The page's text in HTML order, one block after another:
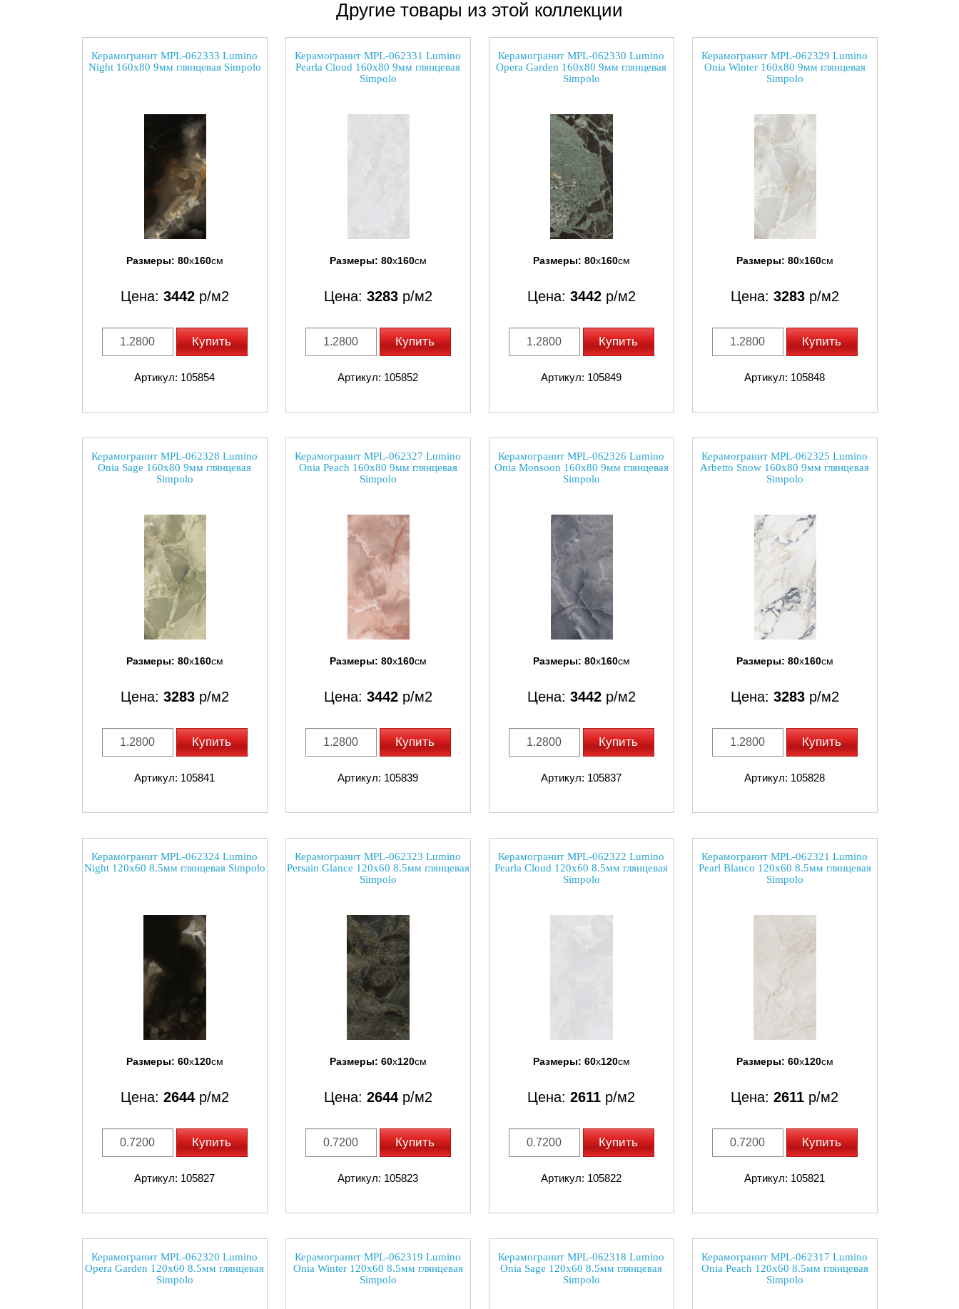
Другие товары из этой коллекции
Керамогранит MPL-062333 Lumino
Night 160x80 9мм глянцевая Simpolo
Размеры: 80x160см
Цена: 3442р/м2
Купить
Артикул: 105854
Керамогранит MPL-062331 Lumino
Pearla Cloud 160x80 9мм глянцевая
Simpolo
Размеры: 80x160см
Цена: 3283р/м2
Купить
Артикул: 105852
Керамогранит MPL-062330 Lumino
Opera Garden 160x80 9мм глянцевая
Simpolo
Размеры: 80x160см
Цена: 3442р/м2
Купить
Артикул: 105849
Керамогранит MPL-062329 Lumino
Onia Winter 160x80 9мм глянцевая
Simpolo
Размеры: 80x160см
Цена: 3283р/м2
Купить
Артикул: 105848
Керамогранит MPL-062328 Lumino
Onia Sage 160x80 9мм глянцевая
Simpolo
Размеры: 80x160см
Цена: 3283р/м2
Купить
Артикул: 105841
Керамогранит MPL-062327 Lumino
Onia Peach 160x80 9мм глянцевая
Simpolo
Размеры: 80x160см
Цена: 3442р/м2
Купить
Артикул: 105839
Керамогранит MPL-062326 Lumino
Onia Monsoon 160x80 9мм глянцевая
Simpolo
Размеры: 80x160см
Цена: 3442р/м2
Купить
Артикул: 105837
Керамогранит MPL-062325 Lumino
Arbetto Snow 160x80 9мм глянцевая
Simpolo
Размеры: 80x160см
Цена: 3283р/м2
Купить
Артикул: 105828
Керамогранит MPL-062324 Lumino
Night 120x60 8.5мм глянцевая Simpolo
Размеры: 60x120см
Цена: 2644р/м2
Купить
Артикул: 105827
Керамогранит MPL-062323 Lumino
Persain Glance 120x60 8.5мм глянцевая
Simpolo
Размеры: 60x120см
Цена: 2644р/м2
Купить
Артикул: 105823
Керамогранит MPL-062322 Lumino
Pearla Cloud 120x60 8.5мм глянцевая
Simpolo
Размеры: 60x120см
Цена: 2611 р/м2
Купить
Артикул: 105822
Керамогранит MPL-062321 Lumino
Pearl Blanco 120x60 8.5мм глянцевая
Simpolo
Размеры: 60x120см
Цена: 2611 р/м2
Купить
Артикул: 105821
Керамогранит MPL-062320 Lumino
Opera Garden 120x60 8.5мм глянцевая
Simpolo
Керамогранит MPL-062319 Lumino
Onia Winter 120x60 8.5мм глянцевая
Simpolo
Керамогранит MPL-062318 Lumino
Onia Sage 120x60 8.5мм глянцевая
Simpolo
Керамогранит MPL-062317 Lumino
Onia Peach 120x60 8.5мм глянцевая
Simpolo